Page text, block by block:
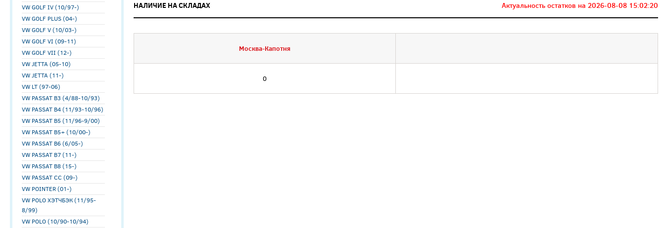
VW GOLF IV (10/97-)
VW GOLF PLUS (04-)
VW GOLF V (10/03-)
VW GOLF VI (09-11)
VW GOLF VII (12-)
VW JETTA (05-10)
VW JETTA (11-)
VW LT (97-06)
VW PASSAT B3 (4/88-10/93)
VW PASSAT B4 (11/93-10/96)
VW PASSAT B5 (11/96-9/00)
VW PASSAT B5+ (10/00-)
VW PASSAT B6 (6/05-)
VW PASSAT B7 (11-)
VW PASSAT B8 (15-)
VW PASSAT CC (09-)
VW POINTER (01-)
VW POLO ХЭТЧБЭК (11/95-
8/99)
VW POLO (10/90-10/94)
НАЛИЧИЕ НА СКЛАДАХ Актуальность остатков на 2026-08-08 15:02:20
Москва-Капотня
0